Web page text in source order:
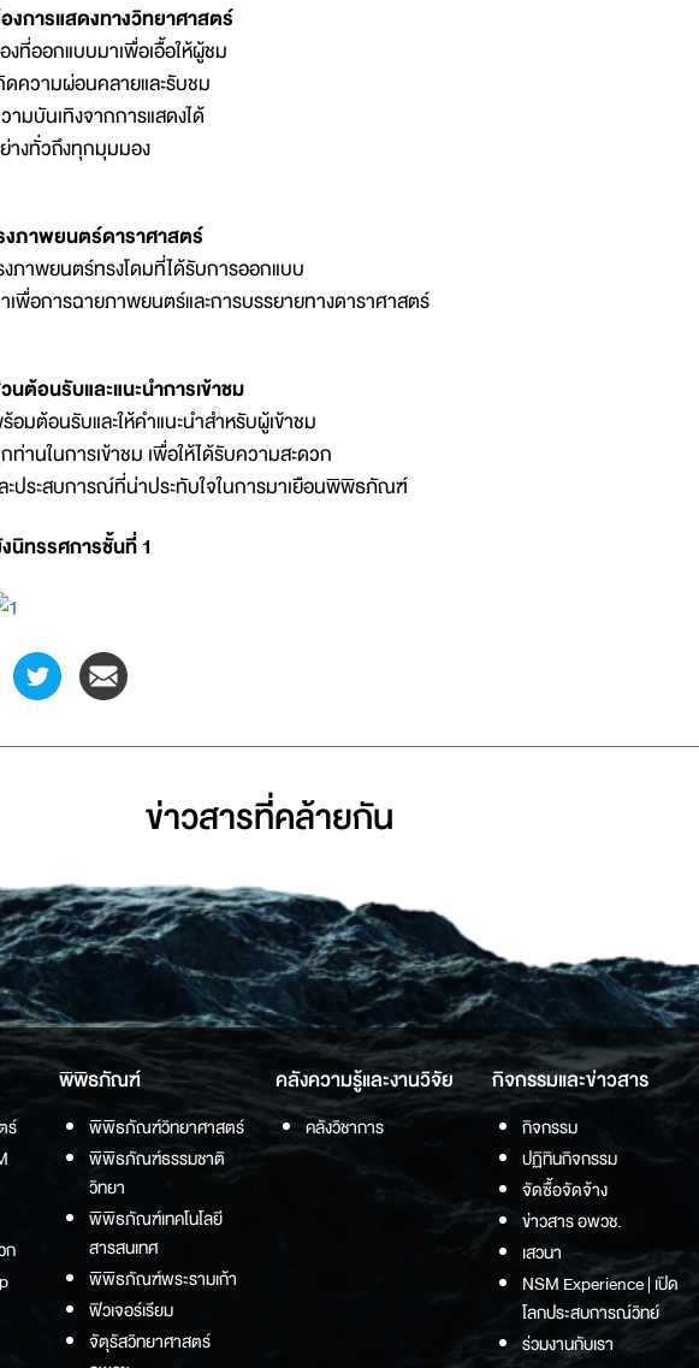
งการแสดงทางวิทยาศาสตร์
งที่ออกแบบมาเพื่อเอื้อให้ผู้ชม
ดความผ่อนคลายและรับชม
ามบันเทิงจากการแสดงได้
างทั่วถึงทุกมุมมอง
งภาพยนตร์ดาราศาสตร์
งภาพยนตร์ทรงโดมที่ได้รับการออกแบบ
เพื่อการฉายภาพยนตร์และการบรรยายทางดาราศาสตร์
นต้อนรับและแนะนำการเข้าชม
อมต้อนรับและให้คำแนะนำสำหรับผู้เข้าชม
ท่านในการเข้าชม เพื่อให้ได้รับความสะดวก
ะประสบการณ์ที่น่าประทับใจในการมาเยือนพิพิธภัณฑ์
นิทรรศการชั้นที่ 1
ข่าวสารที่่คล้ายกัน
ร์
ก
พิพิธภัณฑ์
พิพิธภัณฑ์วิทยาศาสตร์
พิพิธภัณฑ์ธรรมชาติ
วิทยา
พิพิธภัณฑ์เทคโนโลยี
สารสนเทศ
พิพิธภัณฑ์พระรามเก้า
ฟิวเจอร์เรียม
จัตุรัสวิทยาศาสตร์
คลังความรู้และงานวิจัย
คลังวิชาการ
กิจกรรมและข่าวสาร
กิจกรรม
ปฏิทินกิจกรรม
จัดซื้อจัดจ้าง
ข่าวสาร อพวช.
เสวนา
NSM Experience | เปิด
โลกประสบการณ์วิทย์
ร่วมงานกับเรา